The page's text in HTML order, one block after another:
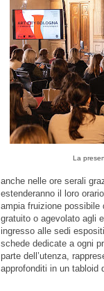
La
anche nelle ore serali
estenderanno il loro
ampia fruizione possibile
gratuito o agevolato agli
ingresso alle sedi
schede dedicate a ogni
parte dell’utenza,
approfonditi in un tabloid